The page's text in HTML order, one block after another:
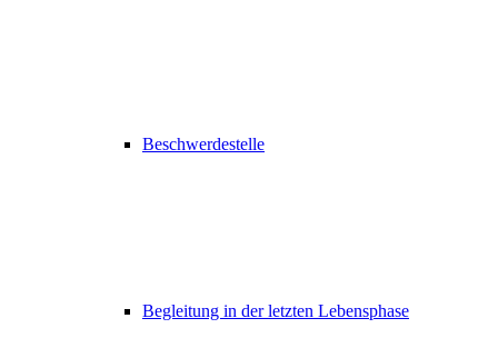
Beschwerdestelle
Begleitung in der letzten Lebensphase